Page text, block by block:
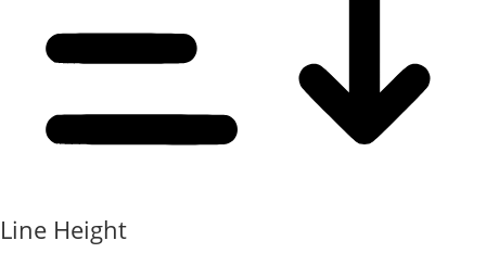
Line Height